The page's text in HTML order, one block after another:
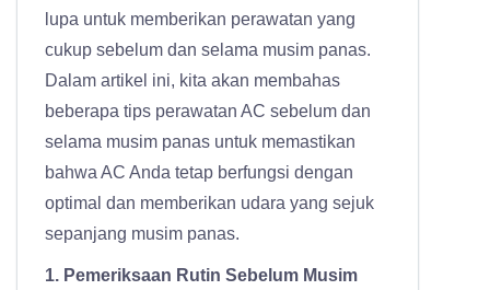
lupa untuk memberikan perawatan yang
cukup sebelum dan selama musim panas.
Dalam artikel ini, kita akan membahas
beberapa tips perawatan AC sebelum dan
selama musim panas untuk memastikan
bahwa AC Anda tetap berfungsi dengan
optimal dan memberikan udara yang sejuk
sepanjang musim panas.
1. Pemeriksaan Rutin Sebelum Musim